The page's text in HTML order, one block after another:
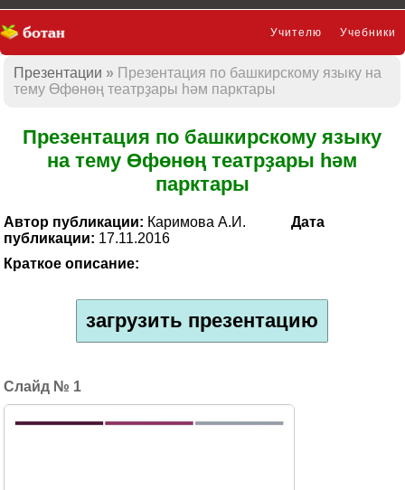
Учебники
Учителю
Презентации
Презентации
Презентация по башкирскому языку на
тему Өфөнөң театрҙары һәм парктары
Презентация по башкирскому языку
на тему Өфөнөң театрҙары һәм
парктары
Автор публикации: Каримова А.И.
Дата
публикации: 17.11.2016
Краткое описание:
загрузить презентацию
1